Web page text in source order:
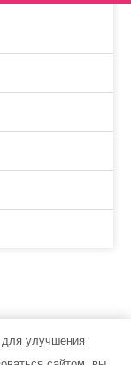
для улучшения